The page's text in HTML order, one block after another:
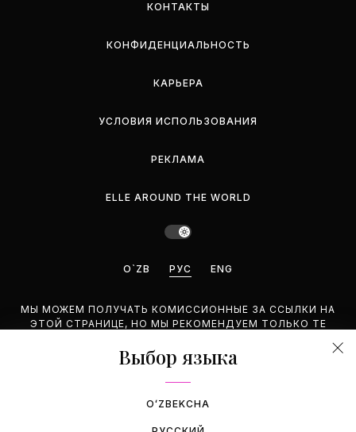
КОНТАКТЫ
КОНФИДЕНЦИАЛЬНОСТЬ
КАРЬЕРА
УСЛОВИЯ ИСПОЛЬЗОВАНИЯ
РЕКЛАМА
ELLE AROUND THE WORLD
O`ZB РУС ENG
МЫ МОЖЕМ ПОЛУЧАТЬ КОМИССИОННЫЕ ЗА ССЫЛКИ НА
ЭТОЙ СТРАНИЦЕ, НО МЫ РЕКОМЕНДУЕМ ТОЛЬКО ТЕ
©2026 GEMINA PUBLISHING LLC. BCE ПРАВА ЗАЩИЩЕНЫ.
Выбор языка
OʻZBEKCHA